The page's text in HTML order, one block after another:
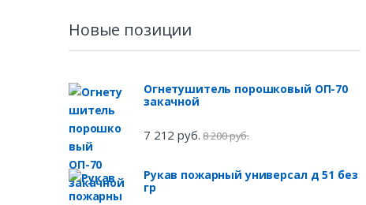
Новые позиции
Огнетушитель порошковый ОП-70
закачной
7 212 руб. 8 200 руб.
Рукав пожарный универсал д 51 без
гр